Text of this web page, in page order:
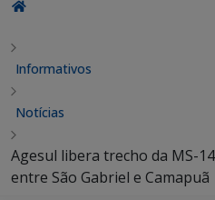
Informativos
Notícias
Agesul libera trecho da MS-
entre São Gabriel e Camapuã